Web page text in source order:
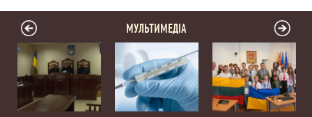
МУЛЬТИМЕДІА